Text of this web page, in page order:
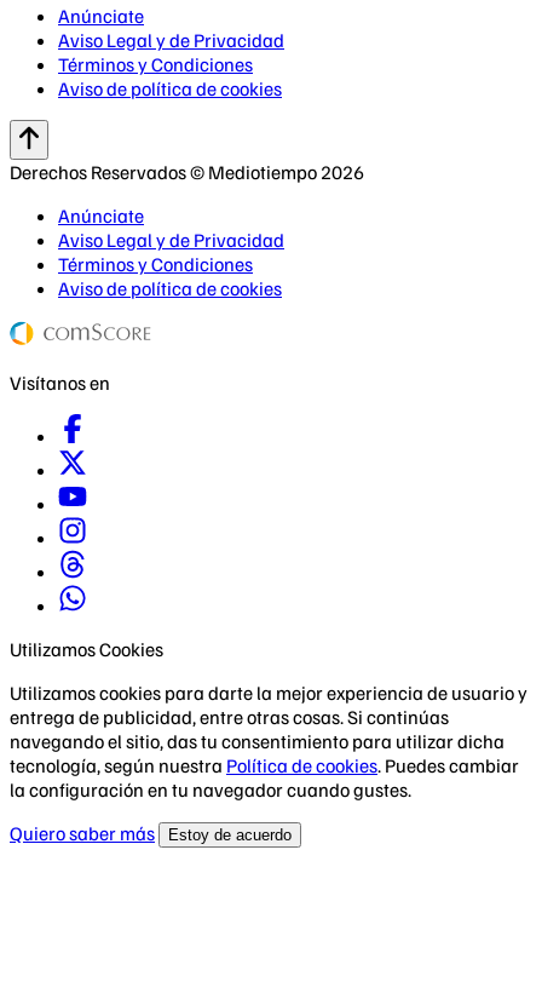
Anúnciate
Aviso Legal y de Privacidad
Términos y Condiciones
Aviso de política de cookies
Derechos Reservados © Mediotiempo 2026
Anúnciate
Aviso Legal y de Privacidad
Términos y Condiciones
Aviso de política de cookies
Visítanos en
Utilizamos Cookies
Utilizamos cookies para darte la mejor experiencia de usuario y
entrega de publicidad, entre otras cosas. Si continúas
navegando el sitio, das tu consentimiento para utilizar dicha
tecnología, según nuestra Política de cookies. Puedes cambiar
la configuración en tu navegador cuando gustes.
Quiero saber más
Estoy de acuerdo